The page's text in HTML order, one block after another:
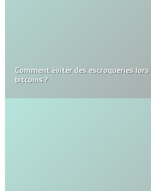
Comment éviter des escroqueries lors
bitcoins ?